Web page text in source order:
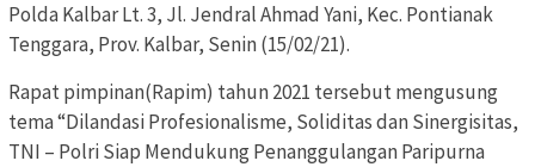
Polda Kalbar Lt. 3, Jl. Jendral Ahmad Yani, Kec. Pontianak
Tenggara, Prov. Kalbar, Senin (15/02/21).
Rapat pimpinan(Rapim) tahun 2021 tersebut mengusung
tema “Dilandasi Profesionalisme, Soliditas dan Sinergisitas,
TNI – Polri Siap Mendukung Penanggulangan Paripurna